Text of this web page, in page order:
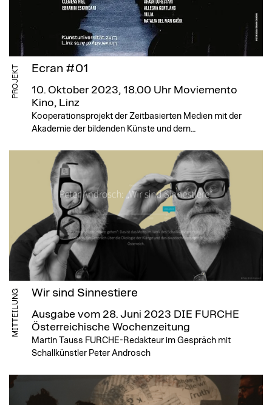
PROJEKT Ecran #01
10. Oktober 2023, 18.00 Uhr Moviemento
Kino, Linz
Kooperationsprojekt der Zeitbasierten Medien mit der
Akademie der bildenden Künste und dem…
MITTEILUNG Wir sind Sinnestiere
Ausgabe vom 28. Juni 2023 DIE FURCHE
Österreichische Wochenzeitung
Martin Tauss FURCHE-Redakteur im Gespräch mit
Schallkünstler Peter Androsch